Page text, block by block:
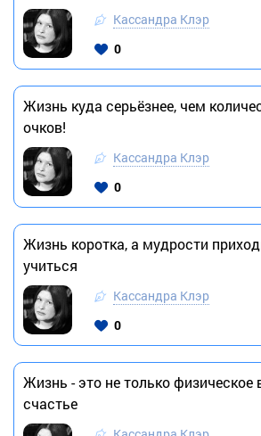
Кассандра Клэр
0
Жизнь куда серьёзнее, чем
очков!
Кассандра Клэр
0
Жизнь коротка, а мудрости
учиться
Кассандра Клэр
0
Жизнь - это не только физическое
счастье